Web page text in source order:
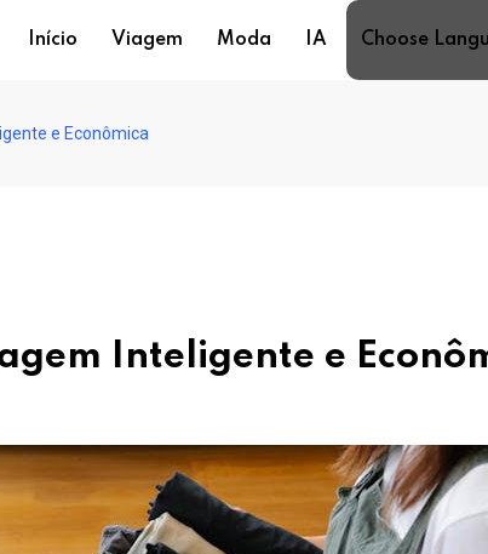
Início Viagem Moda IA Choose
e Econômica
Inteligente e